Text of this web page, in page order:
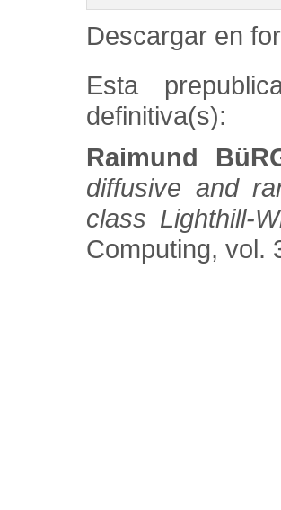
Descargar en
Esta
definitiva(s):
Raimund
diffusive and
class Lighthill-
Computing, vol.